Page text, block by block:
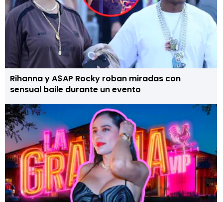
Rihanna y A$AP Rocky roban miradas con
sensual baile durante un evento